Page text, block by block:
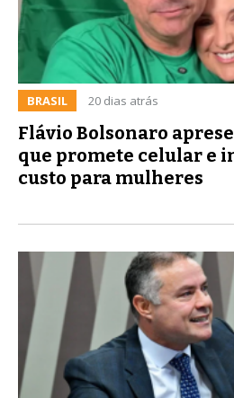
BRASIL 20 dias atrás
Flávio Bolsonaro
que promete celular e
custo para mulheres